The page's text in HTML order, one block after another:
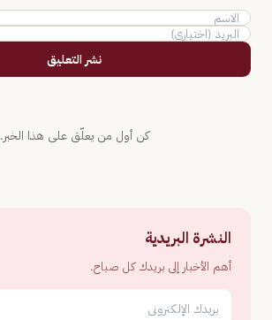
نشر التعليق
كن أول من يعلّق على هذا الخبر.
النشرة البريدية
أهم الأخبار إلى بريدك كل صباح.